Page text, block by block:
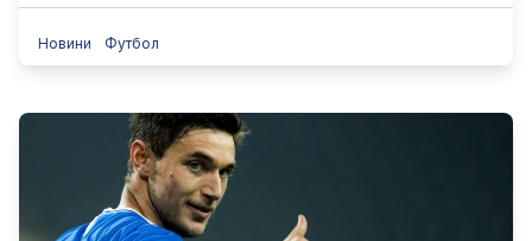
Новини Футбол